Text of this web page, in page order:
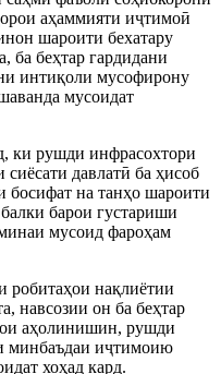
аҳаммияти иҷтимоӣ
шароити бехатару
ба беҳтар гардидани
интиқоли мусофирону
мусоидат
ки рушди инфрасохтори
сиёсати давлатӣ ба ҳисоб
босифат на танҳо шароити
барои густариши
мусоид фароҳам
робитаҳои нақлиётии
навсозии он ба беҳтар
аҳолинишин, рушди
минбаъдаи иҷтимоию
хоҳад кард.